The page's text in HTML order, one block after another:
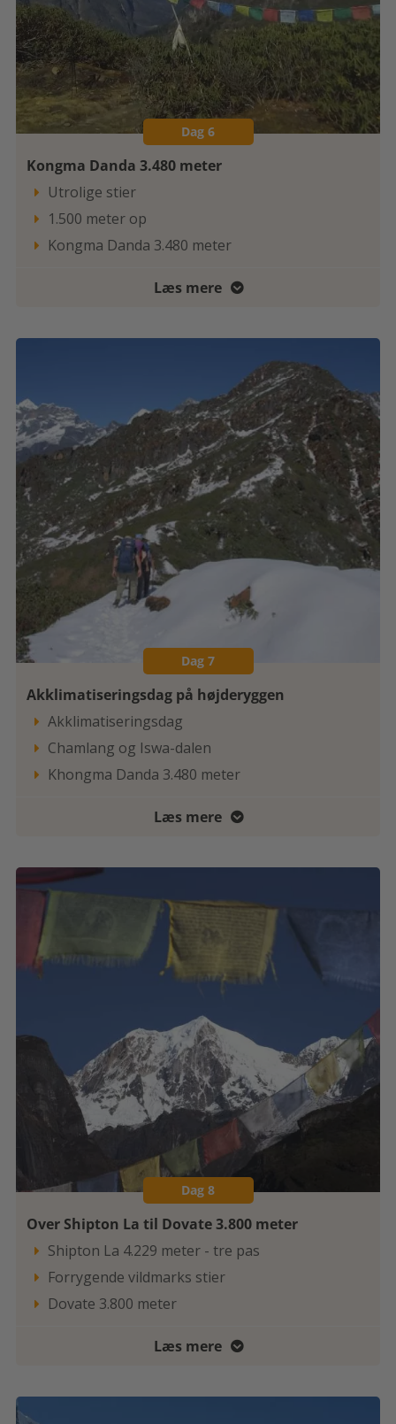
Dag 6
Kongma Danda 3.480 meter
 Utrolige stier
 1.500 meter op
 Kongma Danda 3.480 meter
Læs mere 
Dag 7
Akklimatiseringsdag på højderyggen
 Akklimatiseringsdag
 Chamlang og Iswa-dalen
 Khongma Danda 3.480 meter
Læs mere 
Dag 8
Over Shipton La til Dovate 3.800 meter
 Shipton La 4.229 meter - tre pas
 Forrygende vildmarks stier
 Dovate 3.800 meter
Læs mere 